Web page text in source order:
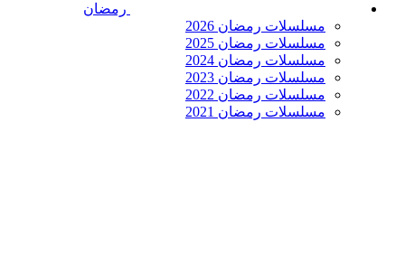
رمضان
مسلسلات رمضان 2026
مسلسلات رمضان 2025
مسلسلات رمضان 2024
مسلسلات رمضان 2023
مسلسلات رمضان 2022
مسلسلات رمضان 2021